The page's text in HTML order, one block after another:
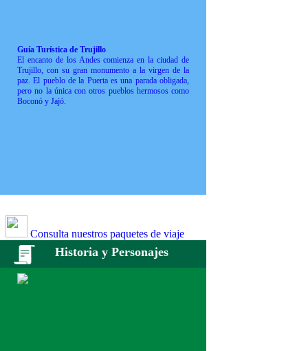
Guía Turística de Trujillo
El encanto de los Andes comienza en la ciudad de
Trujillo, con su gran monumento a la virgen de la
paz. El pueblo de la Puerta es una parada obligada,
pero no la única con otros pueblos hermosos como
Boconó y Jajó.
Consulta nuestros paquetes de viaje
Historia y Personajes